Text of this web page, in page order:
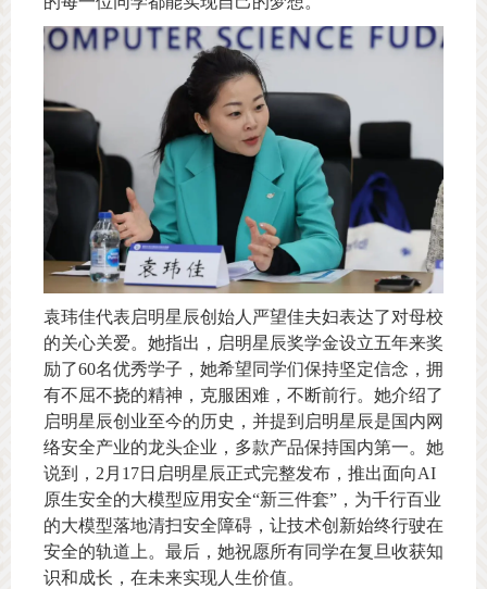
袁玮佳代表启明星辰创始人严望佳夫妇表达了对母校
的关心关爱。她指出，启明星辰奖学金设立五年来奖
励了60名优秀学子，她希望同学们保持坚定信念，拥
有不屈不挠的精神，克服困难，不断前行。她介绍了
启明星辰创业至今的历史，并提到启明星辰是国内网
络安全产业的龙头企业，多款产品保持国内第一。她
说到，2月17日启明星辰正式完整发布，推出面向AI
原生安全的大模型应用安全“新三件套”，为千行百业
的大模型落地清扫安全障碍，让技术创新始终行驶在
安全的轨道上。最后，她祝愿所有同学在复旦收获知
识和成长，在未来实现人生价值。